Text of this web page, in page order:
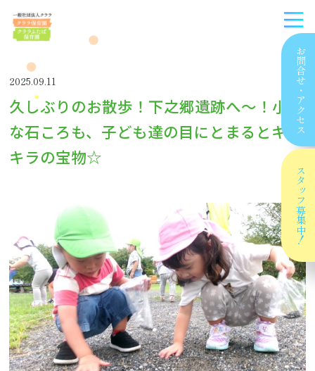
お問合せ
・
アクセス
スタッフ
募集中！
2025.09.11
久しぶりのお散歩！下之郷遺跡へ〜！小さ
な石ころも、子ども達の目にとまるとキラ
キラの宝物☆